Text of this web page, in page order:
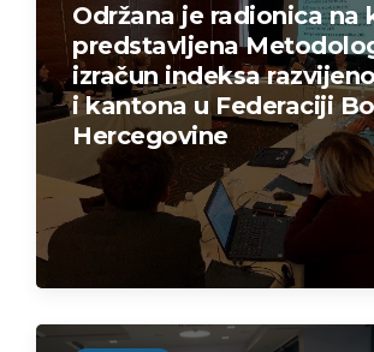
Održana je radionica na
predstavljena
izračun indeksa
i kantona u Federaciji
Hercegovine